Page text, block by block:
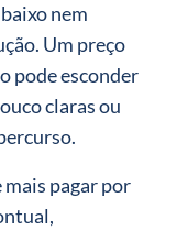
nem
Um preço
pode esconder
claras ou
pagar por